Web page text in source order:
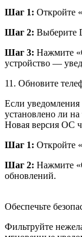
Шаг 1: Откройте
Шаг 2: Выберите
Шаг 3: Нажмите
устройство —
11. Обновите
Если уведомления
установлено ли
Новая версия ОС
Шаг 1: Откройте
Шаг 2: Нажмите
обновлений.
Обеспечьте
Фильтруйте